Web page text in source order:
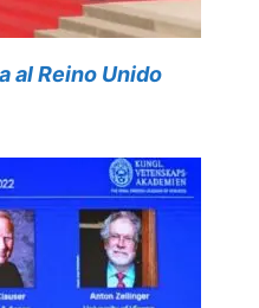
al Reino Unido